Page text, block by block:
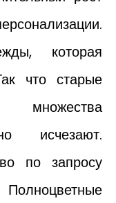
которая
что старые
множества
исчезают.
по запросу